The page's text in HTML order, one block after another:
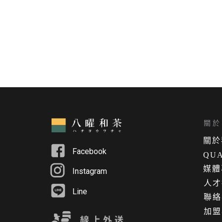
Facebook
人
Instagram
關
關 於
媒
Line
聯
加